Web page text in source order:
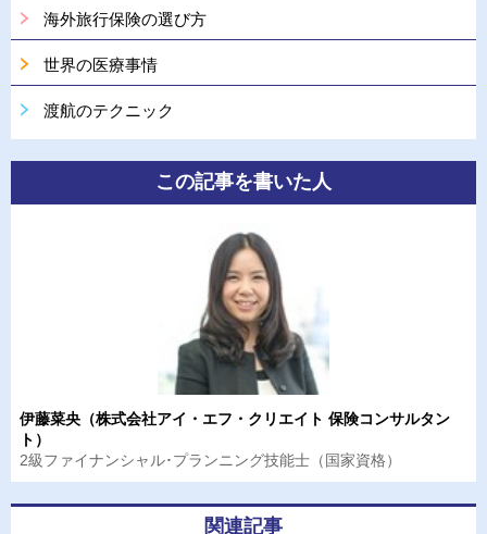
海外旅行保険の選び方
世界の医療事情
渡航のテクニック
この記事を書いた人
伊藤菜央（株式会社アイ・エフ・クリエイト 保険コンサルタン
ト）
2級ファイナンシャル･プランニング技能士（国家資格）
関連記事